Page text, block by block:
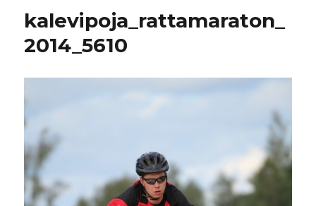
kalevipoja_rattamaraton_
2014_5610